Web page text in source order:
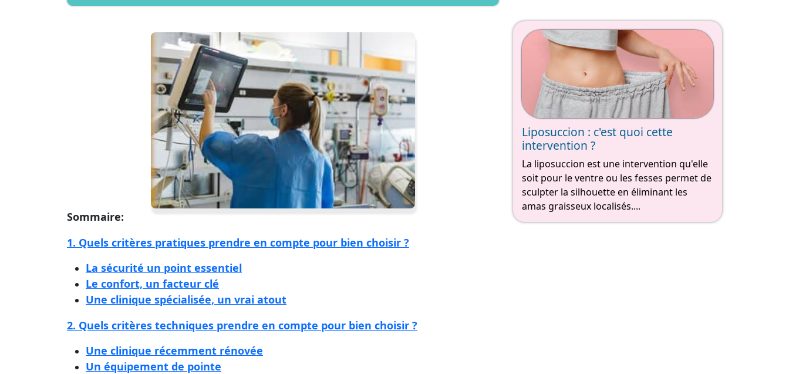
Sommaire:
1. Quels critères pratiques prendre en compte pour bien choisir ?
La sécurité un point essentiel
Le confort, un facteur clé
Une clinique spécialisée, un vrai atout
2. Quels critères techniques prendre en compte pour bien choisir ?
Une clinique récemment rénovée
Un équipement de pointe
Liposuccion : c'est quoi cette
intervention ?
La liposuccion est une intervention qu'elle
soit pour le ventre ou les fesses permet de
sculpter la silhouette en éliminant les
amas graisseux localisés....